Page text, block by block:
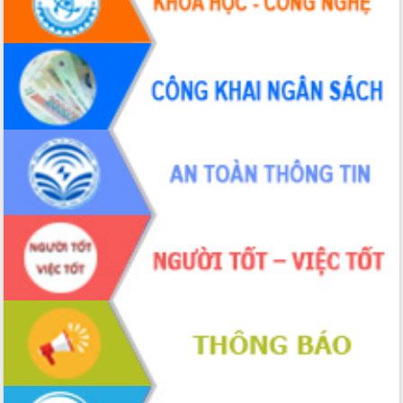
Tháo gỡ những vướng mắc, đẩy mạnh
công tác cải cách thủ tục hành chính
tại Trung tâm Phục vụ hành chính
công tỉnh
Đắk Lắk: Tôn vinh 46 giải pháp tại Hội
thi Sáng tạo Kỹ thuật 2024 - 2025
Đắk Lắk rà soát, điều chỉnh Đề án 190
về phát triển nuôi trồng thủy sản
Phó Chủ tịch UBND tỉnh Đắk Lắk
Trương Công Thái kiểm tra thực địa
Dự án cao tốc Khánh Hòa - Buôn Ma
Thuột
Định vị cà phê Việt Nam như một “di
sản sống” trong dòng chảy toàn cầu
Xây dựng nông thôn mới: Nâng cao đời
sống người dân từ những mô hình thiết
thực
Quyết liệt tháo gỡ vướng mắc, đẩy
nhanh tiến độ các dự án trọng điểm
trong Khu kinh tế Nam Phú Yên